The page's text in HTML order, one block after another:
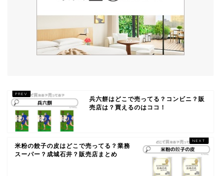
兵六餅はどこで売ってる？コンビニ？販
売店は？買えるのはココ！
米粉の餃子の皮はどこで売ってる？業務
スーパー？成城石井？販売店まとめ